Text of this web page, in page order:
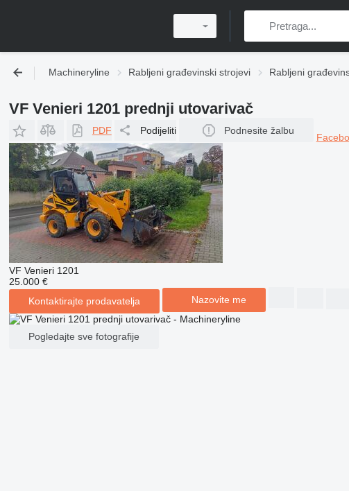
Machineryline Rabljeni građevinski strojevi Rabljeni
VF Venieri 1201 prednji utovarivač
PDF Podijeliti Podnesite žalbu
VF Venieri 1201
25.000 €
Kontaktirajte prodavatelja
Nazovite me
Pogledajte sve fotografije